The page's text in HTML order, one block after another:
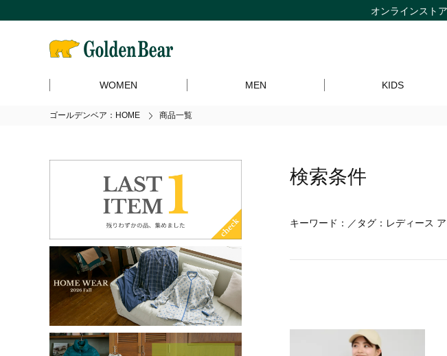
オンラインスト
WOMEN MEN KIDS
ゴールデンベア：HOME 商品一覧
検索条件
キーワード：／タグ：レディース